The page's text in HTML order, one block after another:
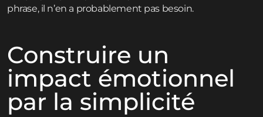
phrase, il n’en a probablement pas besoin.
Construire un
impact émotionnel
par la simplicité